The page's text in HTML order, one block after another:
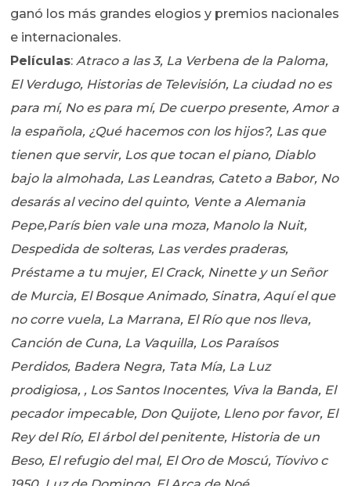
ganó los más grandes elogios y premios nacionales
e internacionales.
Películas: Atraco a las 3, La Verbena de la Paloma,
El Verdugo, Historias de Televisión, La ciudad no es
para mí, No es para mí, De cuerpo presente, Amor a
la española, ¿Qué hacemos con los hijos?, Las que
tienen que servir, Los que tocan el piano, Diablo
bajo la almohada, Las Leandras, Cateto a Babor, No
desarás al vecino del quinto, Vente a Alemania
Pepe,París bien vale una moza, Manolo la Nuit,
Despedida de solteras, Las verdes praderas,
Préstame a tu mujer, El Crack, Ninette y un Señor
de Murcia, El Bosque Animado, Sinatra, Aquí el que
no corre vuela, La Marrana, El Río que nos lleva,
Canción de Cuna, La Vaquilla, Los Paraísos
Perdidos, Badera Negra, Tata Mía, La Luz
prodigiosa, , Los Santos Inocentes, Viva la Banda, El
pecador impecable, Don Quijote, Lleno por favor, El
Rey del Río, El árbol del penitente, Historia de un
Beso, El refugio del mal, El Oro de Moscú, Tíovivo c